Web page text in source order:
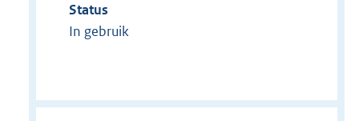
Status
In gebruik